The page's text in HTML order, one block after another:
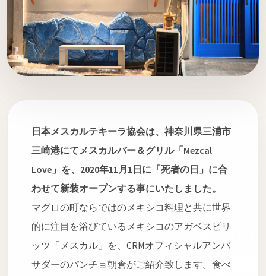
日本メスカルテキーラ協会は、神奈川県三浦市
三崎港にてメスカルバー＆グリル「Mezcal
Love」を、2020年11月1日に「死者の日」に合
わせて新装オープンする事にいたしました。
マグロの町ならではのメキシコ料理と共に世界
的に注目を浴びているメキシコのアガベスピリ
ッツ「メスカル」を、CRMオフィシャルアンバ
サダーのパンチョ朝倉がご紹介致します。食べ